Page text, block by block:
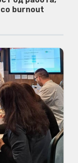
со burnout